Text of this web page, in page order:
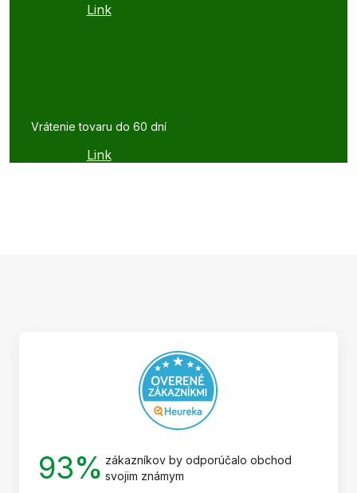
Link
Vrátenie tovaru do 60 dní
Link
93% zákazníkov by odporúčalo obchod
svojim známym